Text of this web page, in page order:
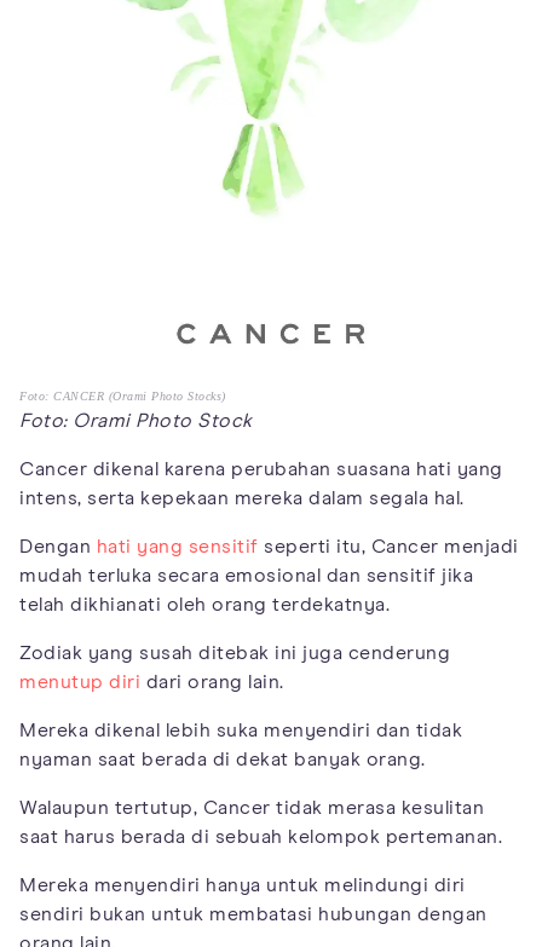
Foto: CANCER (Orami Photo Stocks)
Foto: Orami Photo Stock
Cancer dikenal karena perubahan suasana hati yang
intens, serta kepekaan mereka dalam segala hal.
Dengan hati yang sensitif seperti itu, Cancer menjadi
mudah terluka secara emosional dan sensitif jika
telah dikhianati oleh orang terdekatnya.
Zodiak yang susah ditebak ini juga cenderung
menutup diri dari orang lain.
Mereka dikenal lebih suka menyendiri dan tidak
nyaman saat berada di dekat banyak orang.
Walaupun tertutup, Cancer tidak merasa kesulitan
saat harus berada di sebuah kelompok pertemanan.
Mereka menyendiri hanya untuk melindungi diri
sendiri bukan untuk membatasi hubungan dengan